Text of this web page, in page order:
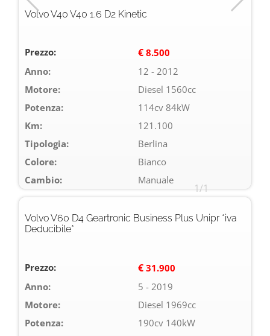
Volvo V40 V40 1.6 D2 Kinetic
Prezzo: € 8.500
Anno:
12 - 2012
Motore:
Diesel 1560cc
Potenza:
114cv 84kW
Km:
121.100
Tipologia:
Berlina
Colore:
Bianco
Cambio:
Manuale
1/1
Volvo V60 D4 Geartronic Business Plus Unipr *iva
Deducibile*
Prezzo: € 31.900
Anno:
5 - 2019
Motore:
Diesel 1969cc
Potenza:
190cv 140kW